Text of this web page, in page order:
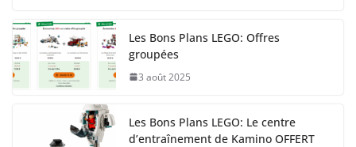
Les Bons Plans LEGO: Offres
groupées
3 août 2025
Les Bons Plans LEGO: Le centre
d’entraînement de Kamino OFFERT